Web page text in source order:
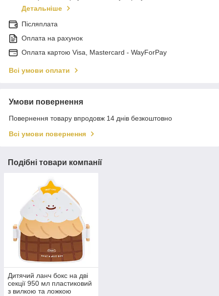
Детальніше
Післяплата
Оплата на рахунок
Оплата картою Visa, Mastercard - WayForPay
Всі умови оплати
Умови повернення
Повернення товару впродовж 14 днів безкоштовно
Всі умови повернення
Подібні товари компанії
Дитячий ланч бокс на дві
секції 950 мл пластиковий
з вилкою та ложкою